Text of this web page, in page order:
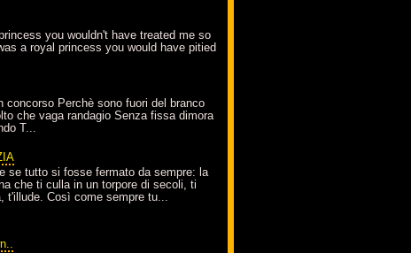
you wouldn't have treated me so
a royal princess you would have pitied
concorso Perchè sono fuori del branco
che vaga randagio Senza fissa dimora
T...
se tutto si fosse fermato da sempre: la
che ti culla in un torpore di secoli, ti
t'illude. Così come sempre tu...